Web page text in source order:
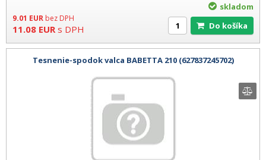
9.01 EUR bez DPH
11.08 EUR s DPH
skladom
Do košíka
Tesnenie-spodok valca BABETTA 210 (627837245702)